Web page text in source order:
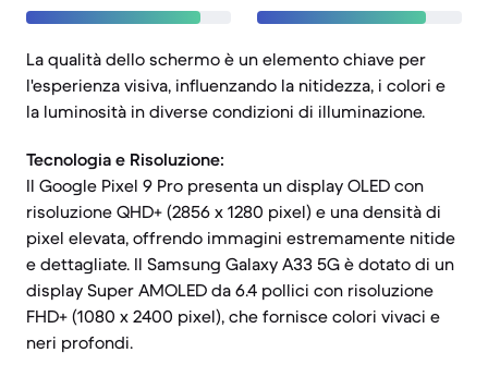
La qualità dello schermo è un elemento chiave per
l'esperienza visiva, influenzando la nitidezza, i colori e
la luminosità in diverse condizioni di illuminazione.
Tecnologia e Risoluzione:
Il Google Pixel 9 Pro presenta un display OLED con
risoluzione QHD+ (2856 x 1280 pixel) e una densità di
pixel elevata, offrendo immagini estremamente nitide
e dettagliate. Il Samsung Galaxy A33 5G è dotato di un
display Super AMOLED da 6.4 pollici con risoluzione
FHD+ (1080 x 2400 pixel), che fornisce colori vivaci e
neri profondi.